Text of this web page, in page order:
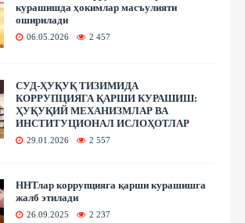
курашишда ҳокимлар масъулияти
оширилади
06.05.2026 2 457
СУД-ҲУҚУҚ ТИЗИМИДА
КОРРУПЦИЯГА ҚАРШИ КУРАШИШ:
ҲУҚУҚИЙ МЕХАНИЗМЛАР ВА
ИНСТИТУЦИОНАЛ ИСЛОҲОТЛАР
29.01.2026 2 557
ННТлар коррупцияга қарши курашишга
жалб этилади
26.09.2025 2 237